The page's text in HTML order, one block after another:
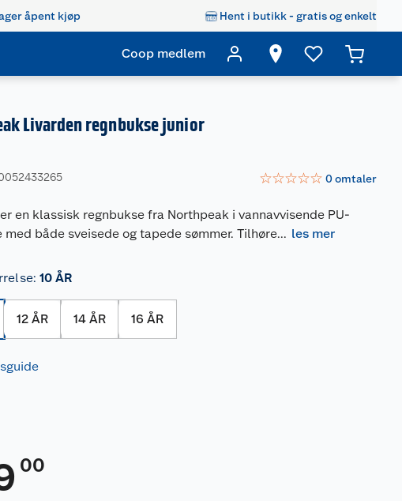
åpent kjøp Hent i butikk - gratis og enkelt
Coop medlem
Livarden regnbukse junior
☆☆☆☆☆ 0omtaler
en klassisk regnbukse fra Northpeak i vannavvisende PU-
med både sveisede og tapede sømmer. Tilhøre... les mer
: 10 ÅR
12 ÅR 14 ÅR 16 ÅR
00